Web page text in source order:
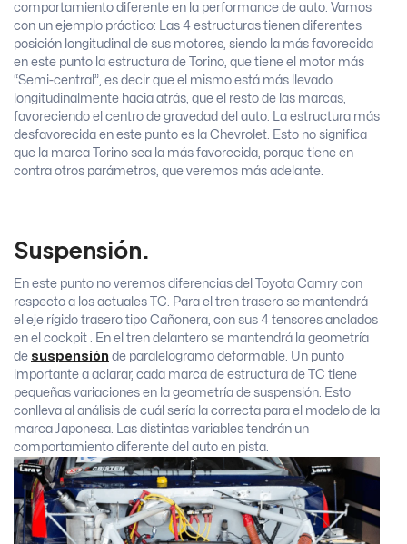
comportamiento diferente en la performance de auto. Vamos
con un ejemplo práctico: Las 4 estructuras tienen diferentes
posición longitudinal de sus motores, siendo la más favorecida
en este punto la estructura de Torino, que tiene el motor más
“Semi-central”, es decir que el mismo está más llevado
longitudinalmente hacia atrás, que el resto de las marcas,
favoreciendo el centro de gravedad del auto. La estructura más
desfavorecida en este punto es la Chevrolet. Esto no significa
que la marca Torino sea la más favorecida, porque tiene en
contra otros parámetros, que veremos más adelante.
Suspensión.
En este punto no veremos diferencias del Toyota Camry con
respecto a los actuales TC. Para el tren trasero se mantendrá
el eje rígido trasero tipo Cañonera, con sus 4 tensores anclados
en el cockpit . En el tren delantero se mantendrá la geometría
de suspensión de paralelogramo deformable. Un punto
importante a aclarar, cada marca de estructura de TC tiene
pequeñas variaciones en la geometría de suspensión. Esto
conlleva al análisis de cuál sería la correcta para el modelo de la
marca Japonesa. Las distintas variables tendrán un
comportamiento diferente del auto en pista.